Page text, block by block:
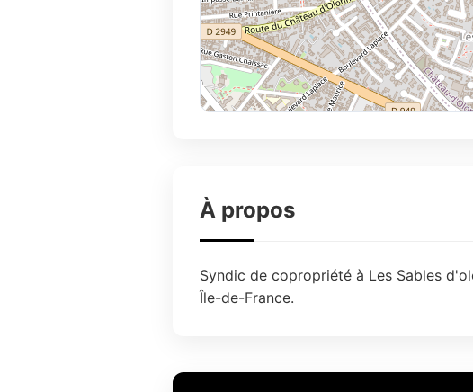
À propos
Syndic de copropriété à Les Sables
Île-de-France.